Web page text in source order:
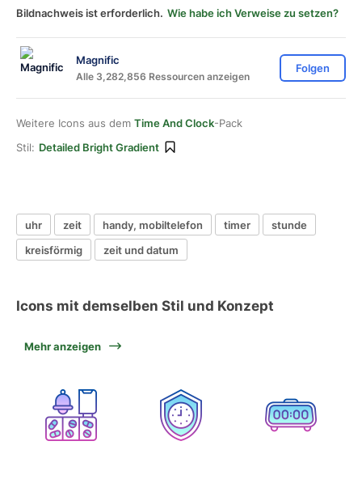
Bildnachweis ist erforderlich. Wie habe ich Verweise zu setzen?
Magnific
Alle 3,282,856 Ressourcen anzeigen
Folgen
Weitere Icons aus dem Time And Clock-Pack
Stil: Detailed Bright Gradient
uhr zeit handy, mobiltelefon timer
stunde
kreisförmig
zeit und datum
Icons mit demselben Stil und Konzept
Mehr anzeigen